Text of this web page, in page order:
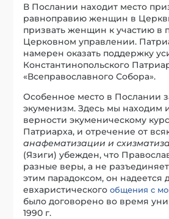
В Послании находит место
равноправию женщин в
призвать женщин к участию в
Церковном управлении.
намерен оказать поддержку
Константинопольского
«Всеправославного Собора».
Особенное место в Послании
экуменизм. Здесь мы находим
верности экуменическому
Патриарха, и отречение от
анафематизации и
(Язиги) убежден, что
разные веры, а не
этим парадоксом, он надеется
евхаристическогообщения с
было договорено во время
1990 г.